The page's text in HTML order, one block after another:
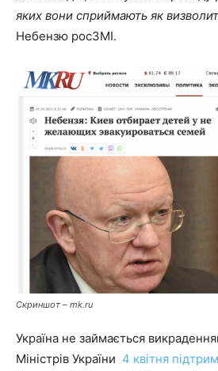
яких вони сприймають як
Небензю росЗМІ.
Скриншот – mk.ru
Україна не займається
Міністрів України 4 квітня